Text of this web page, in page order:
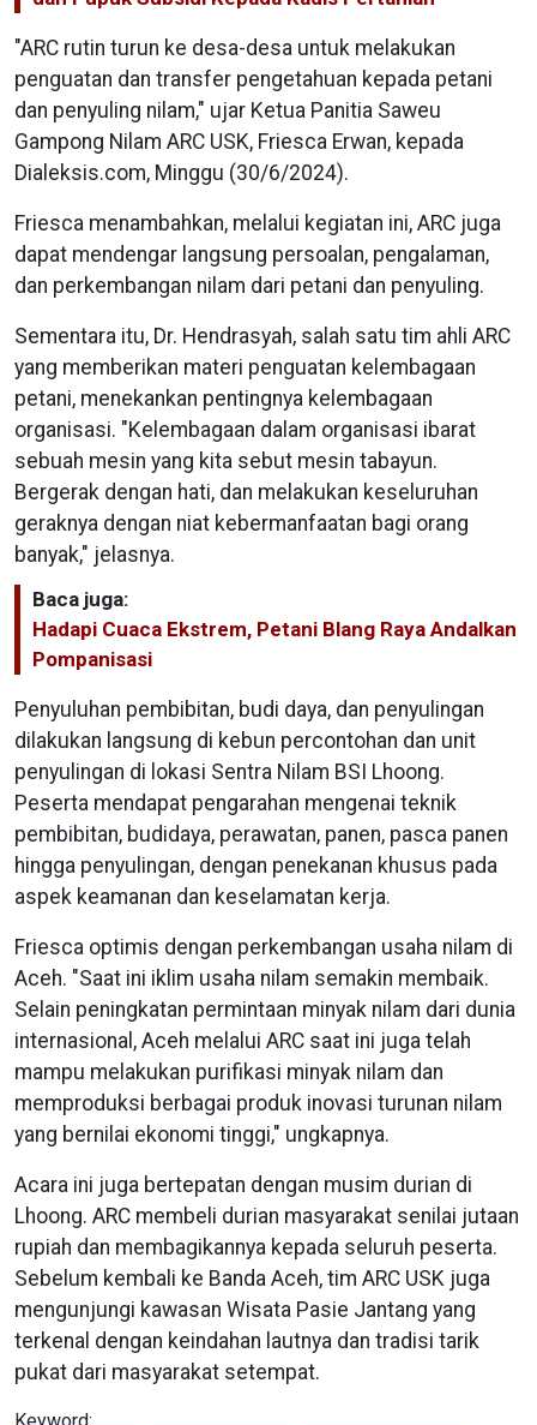
"ARC rutin turun ke desa-desa untuk melakukan
penguatan dan transfer pengetahuan kepada petani
dan penyuling nilam," ujar Ketua Panitia Saweu
Gampong Nilam ARC USK, Friesca Erwan, kepada
Dialeksis.com, Minggu (30/6/2024).
Friesca menambahkan, melalui kegiatan ini, ARC juga
dapat mendengar langsung persoalan, pengalaman,
dan perkembangan nilam dari petani dan penyuling.
Sementara itu, Dr. Hendrasyah, salah satu tim ahli ARC
yang memberikan materi penguatan kelembagaan
petani, menekankan pentingnya kelembagaan
organisasi. "Kelembagaan dalam organisasi ibarat
sebuah mesin yang kita sebut mesin tabayun.
Bergerak dengan hati, dan melakukan keseluruhan
geraknya dengan niat kebermanfaatan bagi orang
banyak," jelasnya.
Baca juga:
Hadapi Cuaca Ekstrem, Petani Blang Raya Andalkan
Pompanisasi
Penyuluhan pembibitan, budi daya, dan penyulingan
dilakukan langsung di kebun percontohan dan unit
penyulingan di lokasi Sentra Nilam BSI Lhoong.
Peserta mendapat pengarahan mengenai teknik
pembibitan, budidaya, perawatan, panen, pasca panen
hingga penyulingan, dengan penekanan khusus pada
aspek keamanan dan keselamatan kerja.
Friesca optimis dengan perkembangan usaha nilam di
Aceh. "Saat ini iklim usaha nilam semakin membaik.
Selain peningkatan permintaan minyak nilam dari dunia
internasional, Aceh melalui ARC saat ini juga telah
mampu melakukan purifikasi minyak nilam dan
memproduksi berbagai produk inovasi turunan nilam
yang bernilai ekonomi tinggi," ungkapnya.
Acara ini juga bertepatan dengan musim durian di
Lhoong. ARC membeli durian masyarakat senilai jutaan
rupiah dan membagikannya kepada seluruh peserta.
Sebelum kembali ke Banda Aceh, tim ARC USK juga
mengunjungi kawasan Wisata Pasie Jantang yang
terkenal dengan keindahan lautnya dan tradisi tarik
pukat dari masyarakat setempat.